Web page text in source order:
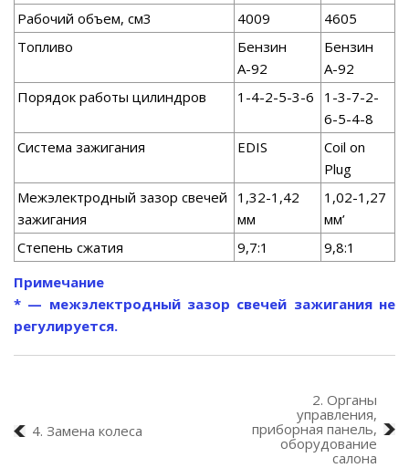
Рабочий объем, см3
4009
4605
Топливо
Бензин
А-92
Бензин
А-92
Порядок работы цилиндров
1-4-2-5-3-6
1-3-7-2-
6-5-4-8
Система зажигания
EDIS
Coil on
Plug
Межэлектродный зазор свечей
зажигания
1,32-1,42
мм
1,02-1,27
мм’
Степень сжатия
9,7:1
9,8:1
Примечание
* — межэлектродный зазор свечей зажигания не
регулируется.
4. Замена колеса
2. Органы
управления,
приборная панель,
оборудование
салона